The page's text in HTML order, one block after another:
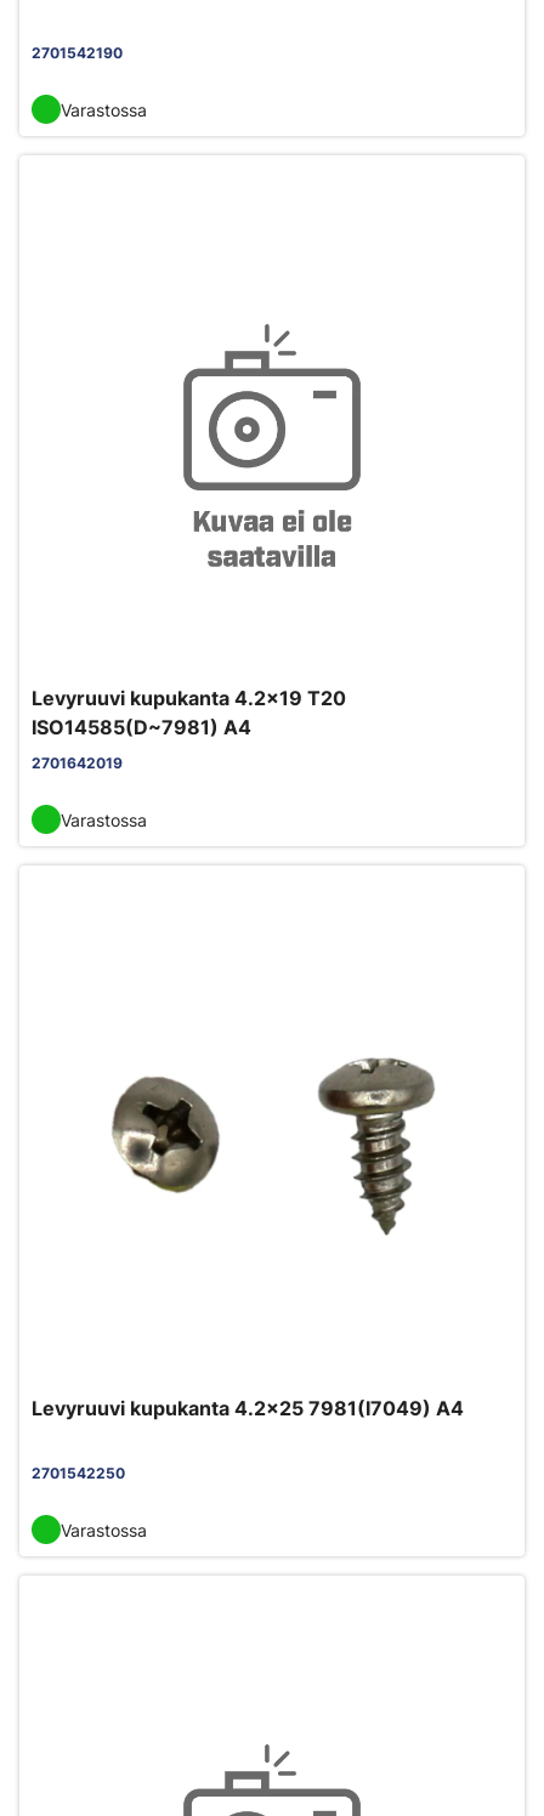
2701542190
Varastossa
Levyruuvi kupukanta 4.2x19 T20
ISO14585(D~7981) A4
2701642019
Varastossa
Levyruuvi kupukanta 4.2x25 7981(I7049) A4
2701542250
Varastossa